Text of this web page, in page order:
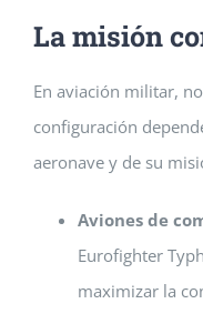
La misión
En aviación militar,
configuración
aeronave y de su
Aviones de
Eurofighter
maximizar la